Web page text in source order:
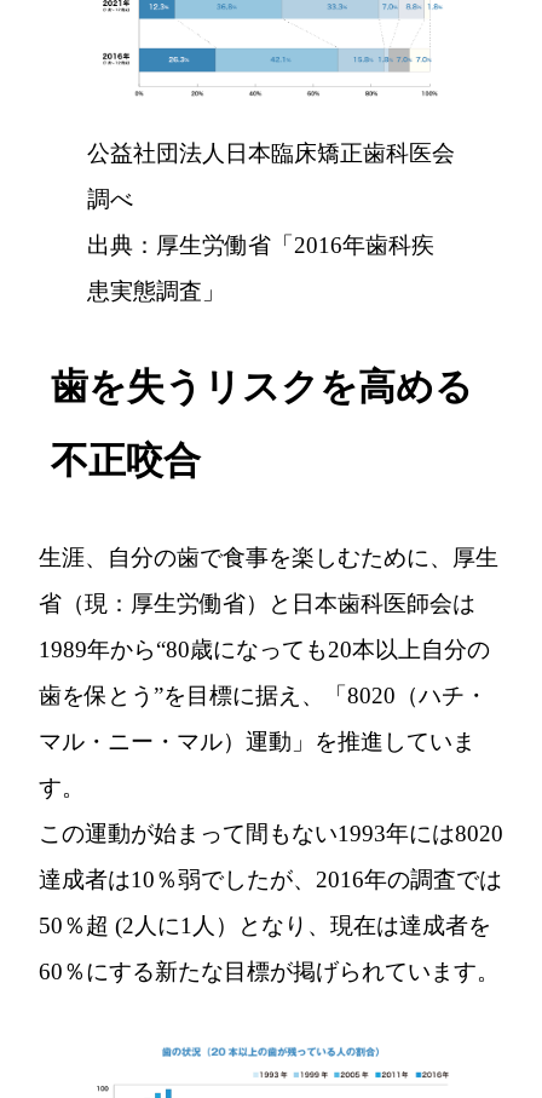
公益社団法人日本臨床矯正歯科医会
調べ
出典：厚生労働省「2016年歯科疾
患実態調査」
歯を失うリスクを高める
不正咬合
生涯、自分の歯で食事を楽しむために、厚生
省（現：厚生労働省）と日本歯科医師会は
1989年から“80歳になっても20本以上自分の
歯を保とう”を目標に据え、「8020（ハチ・
マル・ニー・マル）運動」を推進していま
す。
この運動が始まって間もない1993年には8020
達成者は10％弱でしたが、2016年の調査では
50％超 (2人に1人）となり、現在は達成者を
60％にする新たな目標が掲げられています。